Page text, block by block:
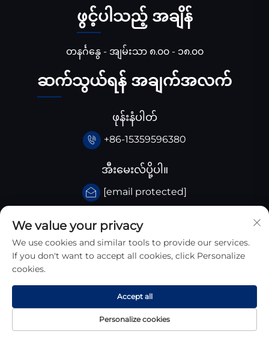
ဖွင့်ပါသည့် အချိန်
တနင်္ဂနွေ - အျမ်းသာ ၈.၀၀ - ၁၈.၀၀
ဆက်သွယ်ရန် အချက်အလက်
ဖုန်းနံပါတ်
+86-15359596380
အီးမေးလ်ပို့ပါ။
[email protected]
ကျွန်ုပ်တို့၏ လိပ်စာ
ချီးနား Huangjiaba ကုမ္ပါဏီ, Santai County,
Sichuan province, ချီးနား
We value your privacy
We use cookies and similar tools to provide our services.
If you don't want to accept all cookies, click Personalize
cookies.
Personalize cookies
Accept all